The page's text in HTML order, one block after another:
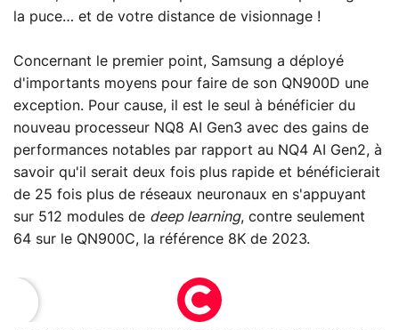
la puce… et de votre distance de visionnage !
Concernant le premier point, Samsung a déployé
d'importants moyens pour faire de son QN900D une
exception. Pour cause, il est le seul à bénéficier du
nouveau processeur NQ8 AI Gen3 avec des gains de
performances notables par rapport au NQ4 AI Gen2, à
savoir qu'il serait deux fois plus rapide et bénéficierait
de 25 fois plus de réseaux neuronaux en s'appuyant
sur 512 modules de deep learning, contre seulement
64 sur le QN900C, la référence 8K de 2023.